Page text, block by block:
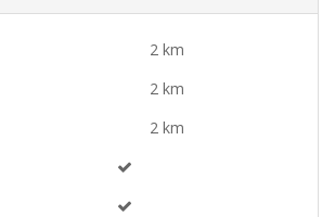
2 km
2 km
2 km